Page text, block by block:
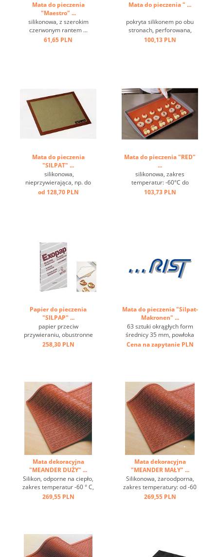
Mata do pieczenia
"Maestro" ...
silikonowa, z szerokim
czerwonym rantem ...
61,65 PLN
Mata do pieczenia " ...
pokryta silikonem po obu
stronach, perforowana,
idealna do pieczenia chleba,
100,13 PLN
Mata do pieczenia
"SILPAT" ...
silikonowa,
nieprzywierająca, np. do
marcepanu, odporna do
od 128,70 PLN
Mata do pieczenia "RED"
...
silikonowa, zakres
temperatur: -60°C do
+230°C ...
103,73 PLN
Papier do pieczenia
"SILPAP" ...
papier przeciw
przywieraniu, obustronne
zastosowanie ...
258,30 PLN
Mata do pieczenia "Silpat-
Makronen" ...
63 sztuki okrągłych form
średnicy 35 mm, powłoka
przeciwprzywierająca ...
Cena na zapytaniePLN
Mata dekoracyjna
"MEANDER DUŻY" ...
Silikon, odporne na ciepło,
zakres temperatur -60 ° C,
wytwarza się do + 220 ° C,
ciast, pasztety i deserów ...
269,55 PLN
Mata dekoracyjna
"MEANDER MAŁY" ...
Silikonowa, żaroodporna,
zakres temperatury: od -60
° C do + 220 ° C, doskonałe
269,55 PLN